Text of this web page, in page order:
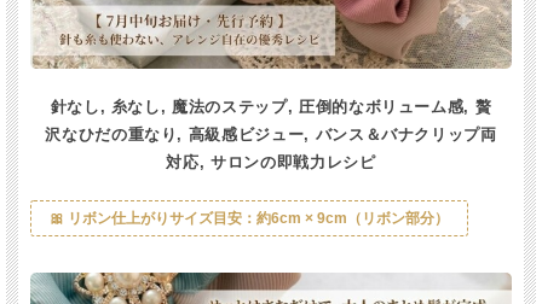
針なし, 糸なし, 魔法のステップ, 圧倒的なボリューム感, 贅
沢なひだの重なり, 高級感ビジュー, バンス＆バナクリップ両
対応, サロンの即戦力レシピ
🎀 リボン仕上がりサイズ目安：約6cm × 9cm（リボン部分）